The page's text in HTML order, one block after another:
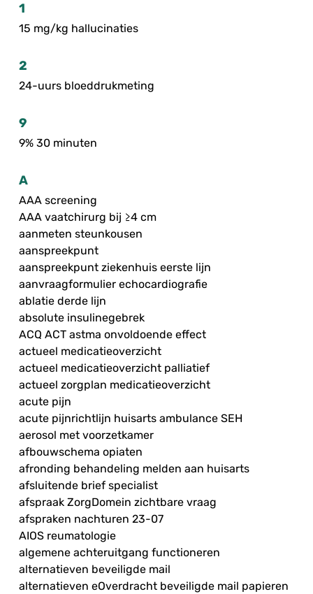
1
15 mg/kg hallucinaties
2
24-uurs bloeddrukmeting
9
9% 30 minuten
A
AAA screening
AAA vaatchirurg bij ≥4 cm
aanmeten steunkousen
aanspreekpunt
aanspreekpunt ziekenhuis eerste lijn
aanvraagformulier echocardiografie
ablatie derde lijn
absolute insulinegebrek
ACQ ACT astma onvoldoende effect
actueel medicatieoverzicht
actueel medicatieoverzicht palliatief
actueel zorgplan medicatieoverzicht
acute pijn
acute pijnrichtlijn huisarts ambulance SEH
aerosol met voorzetkamer
afbouwschema opiaten
afronding behandeling melden aan huisarts
afsluitende brief specialist
afspraak ZorgDomein zichtbare vraag
afspraken nachturen 23-07
AIOS reumatologie
algemene achteruitgang functioneren
alternatieven beveiligde mail
alternatieven eOverdracht beveiligde mail papieren